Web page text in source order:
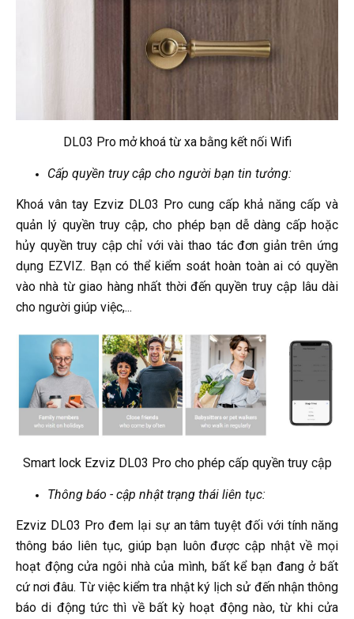
DL03 Pro mở khoá từ xa bằng kết nối Wifi
Cấp quyền truy cập cho người bạn tin tưởng:
Khoá vân tay Ezviz DL03 Pro cung cấp khả năng cấp và
quản lý quyền truy cập, cho phép bạn dễ dàng cấp hoặc
hủy quyền truy cập chỉ với vài thao tác đơn giản trên ứng
dụng EZVIZ. Bạn có thể kiểm soát hoàn toàn ai có quyền
vào nhà từ giao hàng nhất thời đến quyền truy cập lâu dài
cho người giúp việc,...
Smart lock Ezviz DL03 Pro cho phép cấp quyền truy cập
Thông báo - cập nhật trạng thái liên tục:
Ezviz DL03 Pro đem lại sự an tâm tuyệt đối với tính năng
thông báo liên tục, giúp bạn luôn được cập nhật về mọi
hoạt động cửa ngôi nhà của mình, bất kể bạn đang ở bất
cứ nơi đâu. Từ việc kiểm tra nhật ký lịch sử đến nhận thông
báo di động tức thì về bất kỳ hoạt động nào, từ khi cửa